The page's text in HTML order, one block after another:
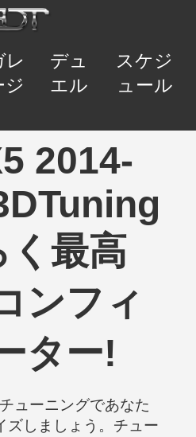
レ
ジ
デュ
エル
スケジ
ュール
2014-
く最高
ンフィ
ター!
ューニングであなた
ズしましょう。チュー